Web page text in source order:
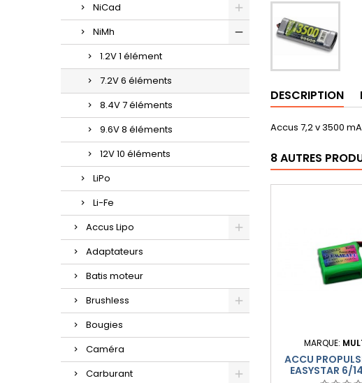
NiCad
NiMh
1.2V 1 élément
7.2V 6 éléments
8.4V 7 éléments
9.6V 8 éléments
12V 10 éléments
LiPo
Li-Fe
Accus Lipo
Adaptateurs
Batis moteur
Brushless
Bougies
Caméra
Carburant
DESCRIPTION
Accus 7,2 v 3500
8 AUTRES
MARQUE:
ACCU
EASYSTAR 6/